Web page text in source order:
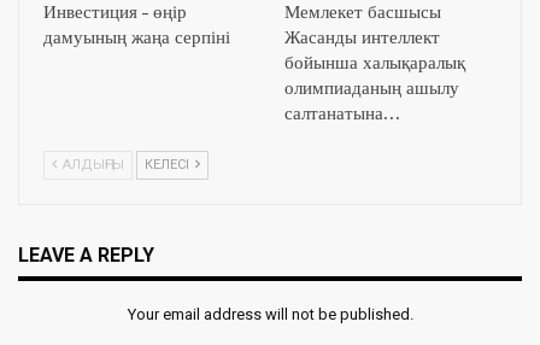
Инвестиция – өңір
дамуының жаңа серпіні
Мемлекет басшысы
Жасанды интеллект
бойынша халықаралық
олимпиаданың ашылу
салтанатына…
АЛДЫҢҒЫ КЕЛЕСІ
LEAVE A REPLY
Your email address will not be published.